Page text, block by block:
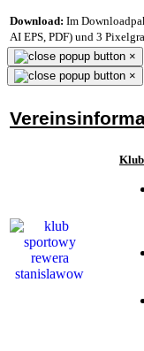
Download: Im
AI EPS, PDF) und 3
×
×
Klub